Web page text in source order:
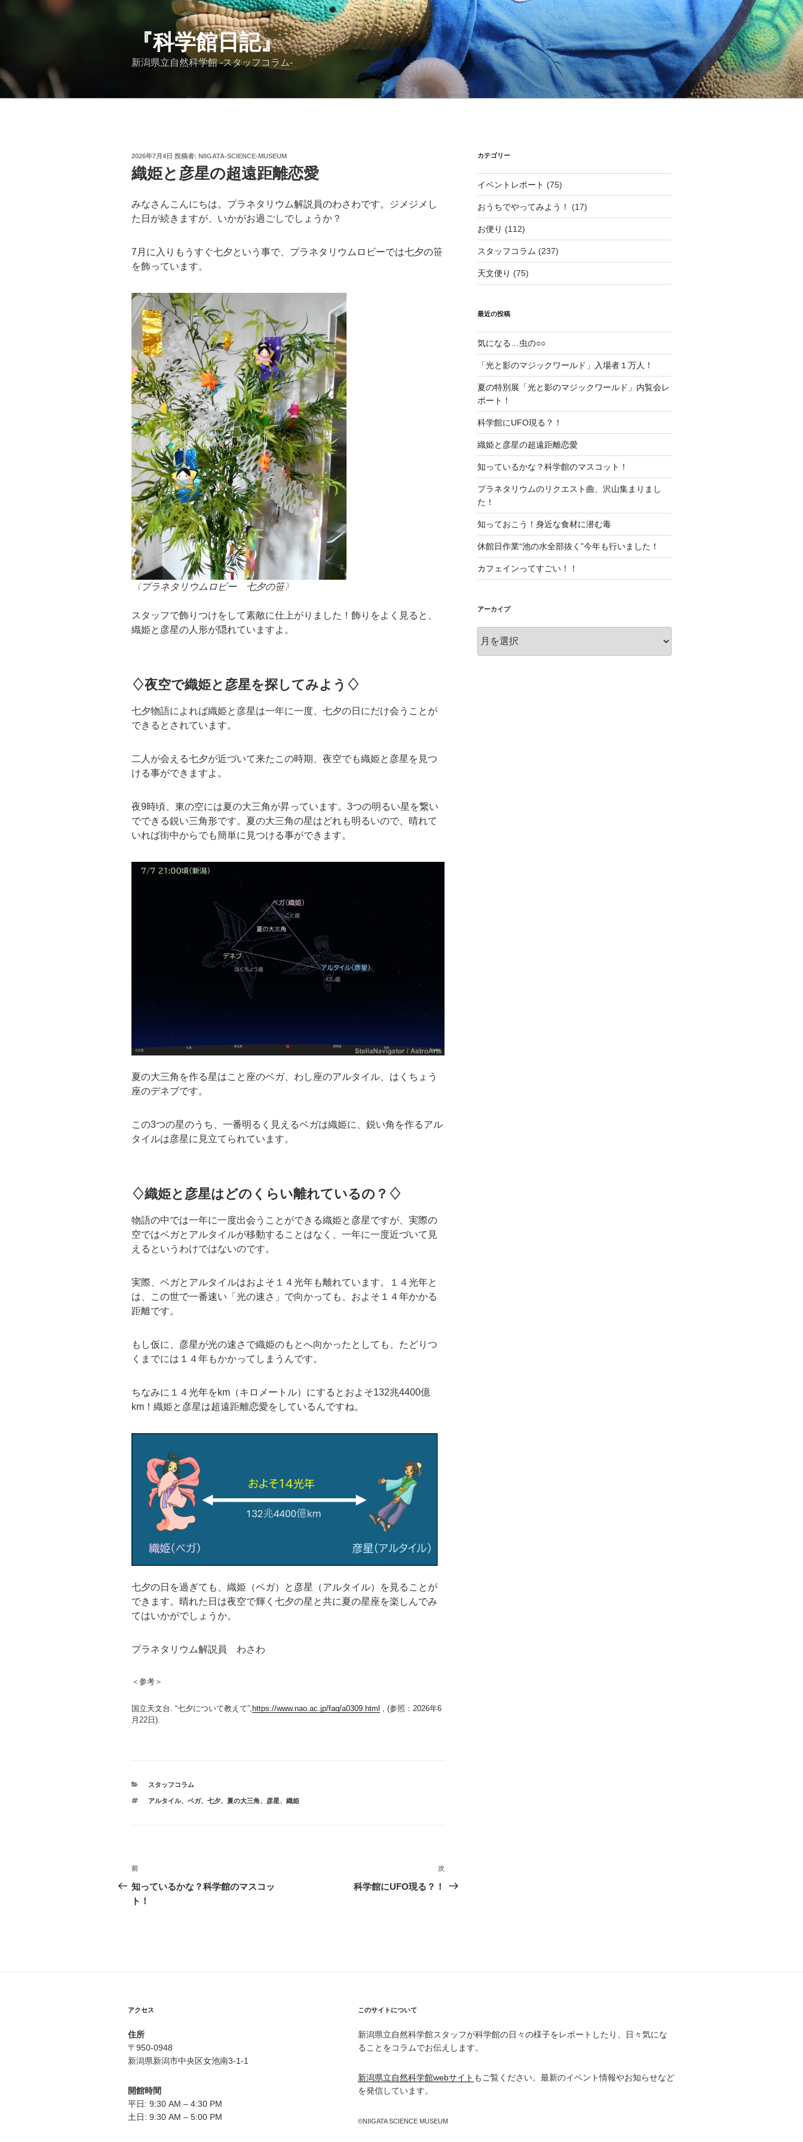
へ
『科学館日記』
新潟県立自然科学館 -スタッフコラム-
投
稿
日:
2026年7月4日 投稿者: NIIGATA-SCIENCE-MUSEUM
織姫と彦星の超遠距離恋愛
みなさんこんにちは。プラネタリウム解説員のわさわです。ジメジメし
た日が続きますが、いかがお過ごしでしょうか？
7月に入りもうすぐ七夕という事で、プラネタリウムロビーでは七夕の笹
を飾っています。
〈プラネタリウムロビー 七夕の笹〉
スタッフで飾りつけをして素敵に仕上がりました！飾りをよく見ると、
織姫と彦星の人形が隠れていますよ。
♢夜空で織姫と彦星を探してみよう♢
七夕物語によれば織姫と彦星は一年に一度、七夕の日にだけ会うことが
できるとされています。
二人が会える七夕が近づいて来たこの時期、夜空でも織姫と彦星を見つ
ける事ができますよ。
夜9時頃、東の空には夏の大三角が昇っています。3つの明るい星を繋い
でできる鋭い三角形です。夏の大三角の星はどれも明るいので、晴れて
いれば街中からでも簡単に見つける事ができます。
夏の大三角を作る星はこと座のベガ、わし座のアルタイル、はくちょう
座のデネブです。
この3つの星のうち、一番明るく見えるベガは織姫に、鋭い角を作るアル
タイルは彦星に見立てられています。
♢織姫と彦星はどのくらい離れているの？♢
物語の中では一年に一度出会うことができる織姫と彦星ですが、実際の
空ではベガとアルタイルが移動することはなく、一年に一度近づいて見
えるというわけではないのです。
実際、ベガとアルタイルはおよそ１４光年も離れています。１４光年と
は、この世で一番速い「光の速さ」で向かっても、およそ１４年かかる
距離です。
もし仮に、彦星が光の速さで織姫のもとへ向かったとしても、たどりつ
くまでには１４年もかかってしまうんです。
ちなみに１４光年をkm（キロメートル）にするとおよそ132兆4400億
km！織姫と彦星は超遠距離恋愛をしているんですね。
七夕の日を過ぎても、織姫（ベガ）と彦星（アルタイル）を見ることが
できます。晴れた日は夜空で輝く七夕の星と共に夏の星座を楽しんでみ
てはいかがでしょうか。
プラネタリウム解説員 わさわ
＜参考＞
国立天文台. “七夕について教えて”, https://www.nao.ac.jp/faq/a0309.html , (参照：2026年6
月22日).
カ
ゴ
スタッフコラム
タ
アルタイル、 ベガ、 七夕、 夏の大三角、 彦星、 織姫
投
稿
ナ
ョ
ン
前
の
投
前
知っているかな？科学館のマスコッ
ト！
次
の
次
科学館にUFO現る？！
カテゴリー
イベントレポート (75)
おうちでやってみよう！ (17)
お便り (112)
スタッフコラム (237)
天文便り (75)
最近の投稿
気になる…虫の○○
「光と影のマジックワールド」入場者１万人！
夏の特別展「光と影のマジックワールド」内覧会レ
ポート！
科学館にUFO現る？！
織姫と彦星の超遠距離恋愛
知っているかな？科学館のマスコット！
プラネタリウムのリクエスト曲、沢山集まりまし
た！
知っておこう！身近な食材に潜む毒
休館日作業“池の水全部抜く”今年も行いました！
カフェインってすごい！！
アーカイブ
ー
アクセス
住所
〒950-0948
新潟県新潟市中央区女池南3-1-1
開館時間
平日: 9:30 AM – 4:30 PM
土日: 9:30 AM – 5:00 PM
このサイトについて
新潟県立自然科学館スタッフが科学館の日々の様子をレポートしたり、日々気にな
ることをコラムでお伝えします。
新潟県立自然科学館webサイト もご覧ください。最新のイベント情報やお知らせなど
を発信しています。
©NIIGATA SCIENCE MUSEUM